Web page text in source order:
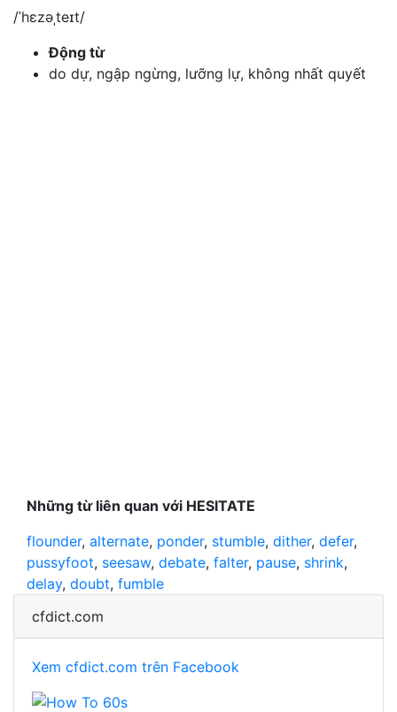
/ˈhɛzəˌteɪt/
Động từ
do dự, ngập ngừng, lưỡng lự, không nhất quyết
Những từ liên quan với HESITATE
flounder, alternate, ponder, stumble, dither, defer,
pussyfoot, seesaw, debate, falter, pause, shrink,
delay, doubt, fumble
cfdict.com
Xem cfdict.com trên Facebook